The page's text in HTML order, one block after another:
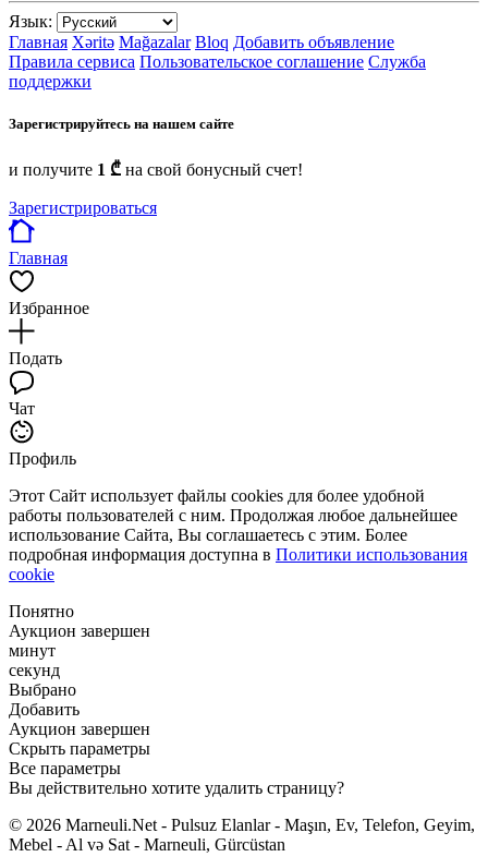
Язык:
Главная Xəritə Mağazalar Bloq Добавить объявление
Правила сервиса Пользовательское соглашение Служба
поддержки
Зарегистрируйтесь на нашем сайте
и получите 1 ₾ на свой бонусный счет!
Зарегистрироваться
Главная
Избранное
Подать
Чат
Профиль
Этот Сайт использует файлы cookies для более удобной
работы пользователей с ним. Продолжая любое дальнейшее
использование Сайта, Вы соглашаетесь с этим. Более
подробная информация доступна в Политики использования
cookie
Понятно
Аукцион завершен
минут
секунд
Выбрано
Добавить
Аукцион завершен
Скрыть параметры
Все параметры
Вы действительно хотите удалить страницу?
© 2026 Marneuli.Net - Pulsuz Elanlar - Maşın, Ev, Telefon, Geyim,
Mebel - Al və Sat - Marneuli, Gürcüstan